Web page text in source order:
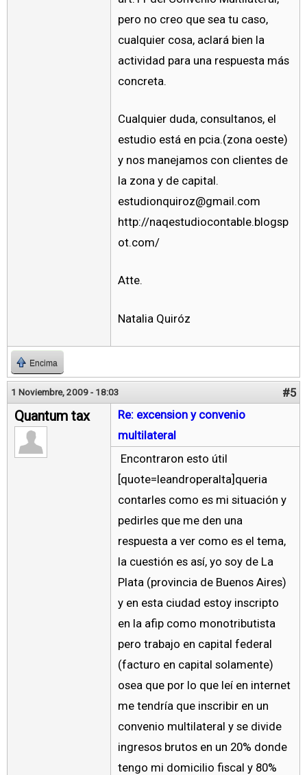
pero no creo que sea tu caso,
cualquier cosa, aclará bien la
actividad para una respuesta más
concreta.
Cualquier duda, consultanos, el
estudio está en pcia.(zona oeste)
y nos manejamos con clientes de
la zona y de capital.
estudionquiroz@gmail.com
http://naqestudiocontable.blogsp
ot.com/
Atte.
Natalia Quiróz
Encima
1 Noviembre, 2009 - 18:03 #5
Quantum tax
Re: excension y convenio
multilateral
Encontraron esto útil
[quote=leandroperalta]queria
contarles como es mi situación y
pedirles que me den una
respuesta a ver como es el tema,
la cuestión es así, yo soy de La
Plata (provincia de Buenos Aires)
y en esta ciudad estoy inscripto
en la afip como monotributista
pero trabajo en capital federal
(facturo en capital solamente)
osea que por lo que leí en internet
me tendría que inscribir en un
convenio multilateral y se divide
ingresos brutos en un 20% donde
tengo mi domicilio fiscal y 80%